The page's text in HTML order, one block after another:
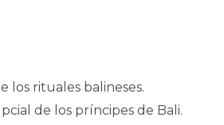
los rituales balineses.
de los príncipes de Bali.